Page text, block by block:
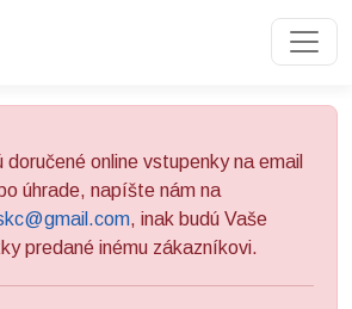
doručené online vstupenky na email
úhrade, napíšte nám na
, inak budú Vaše
predané inému zákazníkovi.